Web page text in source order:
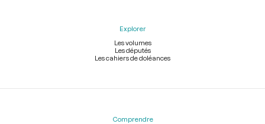
Explorer
Les volumes
Les députés
Les cahiers de doléances
Comprendre